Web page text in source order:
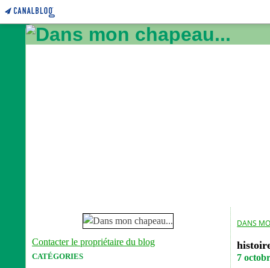
Contacter le propriétaire du blog
CATÉGORIES
DANS
7